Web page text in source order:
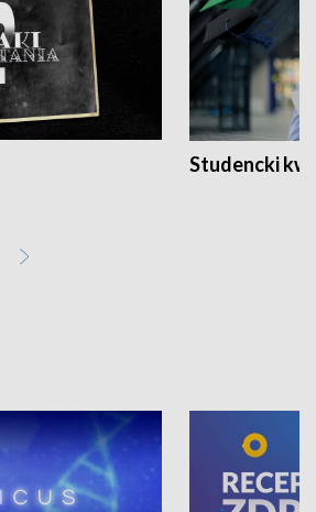
Studencki